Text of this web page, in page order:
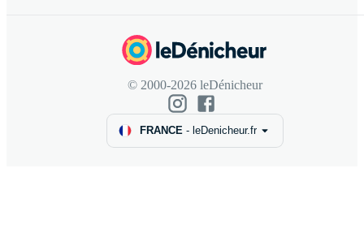
© 2000-2026 leDénicheur
FRANCE - leDenicheur.fr